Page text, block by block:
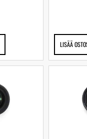
LISÄÄ